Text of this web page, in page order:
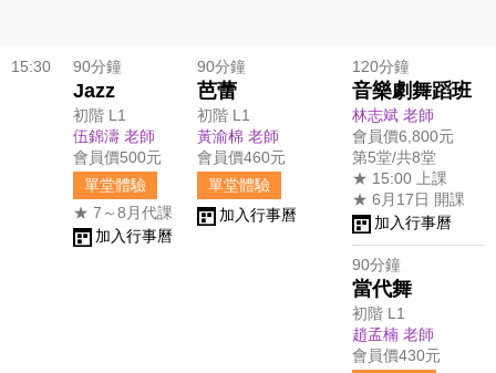
15:30 90分鐘
Jazz
初階 L1
伍錦濤 老師
會員價500元
單堂體驗
★ 7～8月代課
加入行事曆
90分鐘
芭蕾
初階 L1
黃渝棉 老師
會員價460元
單堂體驗
加入行事曆
120分鐘
音樂劇舞蹈班
林志斌 老師
會員價6,800元
第5堂/共8堂
★ 15:00 上課
★ 6月17日 開課
加入行事曆
90分鐘
當代舞
初階 L1
趙孟楠 老師
會員價430元